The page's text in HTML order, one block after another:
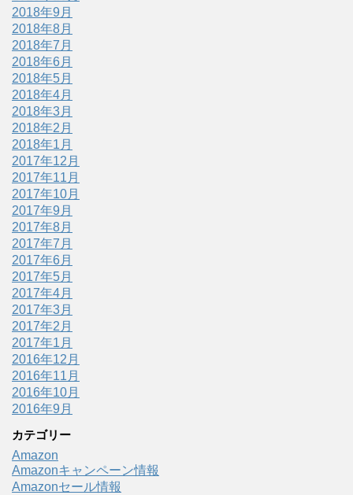
2018年9月
2018年8月
2018年7月
2018年6月
2018年5月
2018年4月
2018年3月
2018年2月
2018年1月
2017年12月
2017年11月
2017年10月
2017年9月
2017年8月
2017年7月
2017年6月
2017年5月
2017年4月
2017年3月
2017年2月
2017年1月
2016年12月
2016年11月
2016年10月
2016年9月
カテゴリー
Amazon
Amazonキャンペーン情報
Amazonセール情報